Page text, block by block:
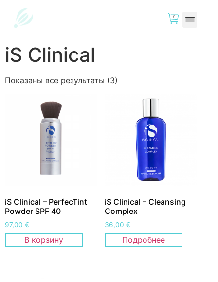
0
iS Clinical
Показаны все результаты (3)
iS Clinical – PerfecTint
Powder SPF 40
97,00 €
В корзину
iS Clinical – Cleansing
Complex
36,00€
Подробнее